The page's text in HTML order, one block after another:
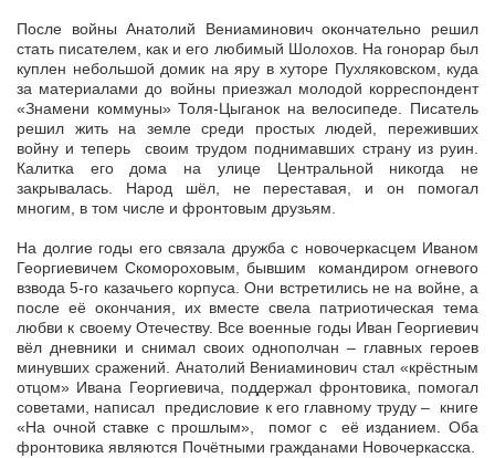
После войны Анатолий Вениаминович окончательно решил
стать писателем, как и его любимый Шолохов. На гонорар был
куплен небольшой домик на яру в хуторе Пухляковском, куда
за материалами до войны приезжал молодой корреспондент
«Знамени коммуны» Толя-Цыганок на велосипеде. Писатель
решил жить на земле среди простых людей, переживших
войну и теперь своим трудом поднимавших страну из руин.
Калитка его дома на улице Центральной никогда не
закрывалась. Народ шёл, не переставая, и он помогал
многим, в том числе и фронтовым друзьям.
На долгие годы его связала дружба с новочеркасцем Иваном
Георгиевичем Скомороховым, бывшим командиром огневого
взвода 5-го казачьего корпуса. Они встретились не на войне, а
после её окончания, их вместе свела патриотическая тема
любви к своему Отечеству. Все военные годы Иван Георгиевич
вёл дневники и снимал своих однополчан – главных героев
минувших сражений. Анатолий Вениаминович стал «крёстным
отцом» Ивана Георгиевича, поддержал фронтовика, помогал
советами, написал предисловие к его главному труду – книге
«На очной ставке с прошлым», помог с её изданием. Оба
фронтовика являются Почётными гражданами Новочеркасска.